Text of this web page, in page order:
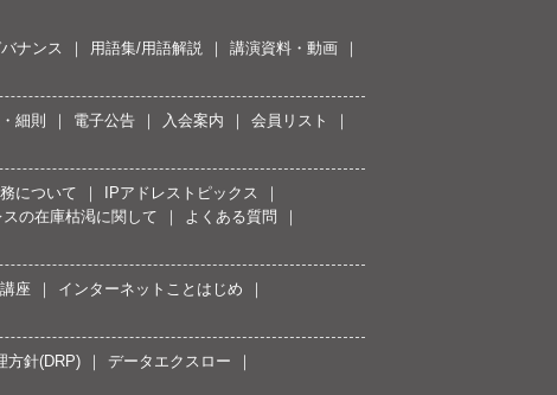
ナンス 用語集/用語解説
講演資料・動画
細則 電子公告 入会案内
会員リスト
について
IPアドレストピックス
の在庫枯渇に関して
よくある質問
座
インターネットことはじめ
方針(DRP)
データエクスロー